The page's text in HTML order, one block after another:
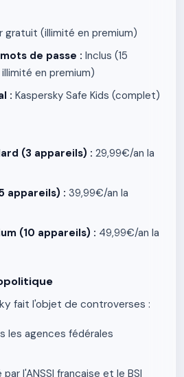
gratuit (illimité en premium)
de passe : Inclus (15
en premium)
: Kaspersky Safe Kids (complet)
(3 appareils) : 29,99€/an la
appareils) : 39,99€/an la
(10 appareils) : 49,99€/an la
fait l'objet de controverses :
les agences fédérales
l'ANSSI française et le BSI